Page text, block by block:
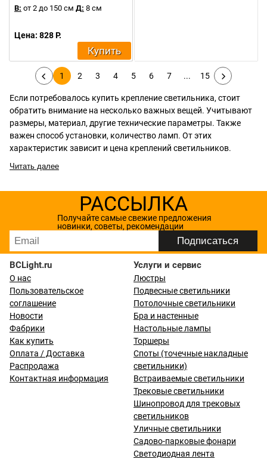
В: от 2 до 150 см Д: 8 см
Цена: 828 Р.
Купить
1 2 3 4 5 6 7 ... 15
Если потребовалось купить крепление светильника, стоит
обратить внимание на несколько важных вещей. Учитывают
размеры, материал, другие технические параметры. Также
важен способ установки, количество ламп. От этих
характеристик зависит и цена креплений светильников.
Читать далее
РАССЫЛКА
Получайте самые свежие предложения
новинки, советы, рекомендации
BCLight.ru
О нас
Пользовательское
соглашение
Новости
Фабрики
Как купить
Оплата / Доставка
Распродажа
Контактная информация
Услуги и сервис
Люстры
Подвесные светильники
Потолочные светильники
Бра и настенные
Настольные лампы
Торшеры
Споты (точечные накладные
светильники)
Встраиваемые светильники
Трековые светильники
Шинопровод для трековых
светильников
Уличные светильники
Садово-парковые фонари
Светодиодная лента